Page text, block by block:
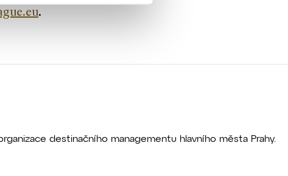
.
destinačního managementu hlavního města Prahy.